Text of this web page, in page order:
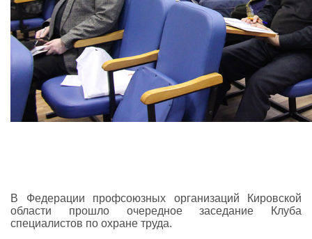
В Федерации профсоюзных организаций Кировской
области прошло очередное заседание Клуба
специалистов по охране труда.